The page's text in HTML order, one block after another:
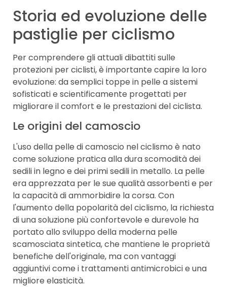
Storia ed evoluzione delle
pastiglie per ciclismo
Per comprendere gli attuali dibattiti sulle
protezioni per ciclisti, è importante capire la loro
evoluzione: da semplici toppe in pelle a sistemi
sofisticati e scientificamente progettati per
migliorare il comfort e le prestazioni del ciclista.
Le origini del camoscio
L'uso della pelle di camoscio nel ciclismo è nato
come soluzione pratica alla dura scomodità dei
sedili in legno e dei primi sedili in metallo. La pelle
era apprezzata per le sue qualità assorbenti e per
la capacità di ammorbidire la corsa. Con
l'aumento della popolarità del ciclismo, la richiesta
di una soluzione più confortevole e durevole ha
portato allo sviluppo della moderna pelle
scamosciata sintetica, che mantiene le proprietà
benefiche dell'originale, ma con vantaggi
aggiuntivi come i trattamenti antimicrobici e una
migliore elasticità.